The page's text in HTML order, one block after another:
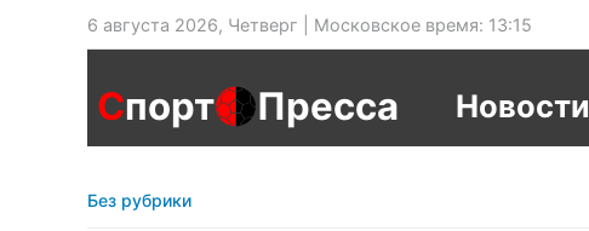
6 августа 2026, Четверг | Московское время: 13:15
Спорт Пресса Новости
Без рубрики